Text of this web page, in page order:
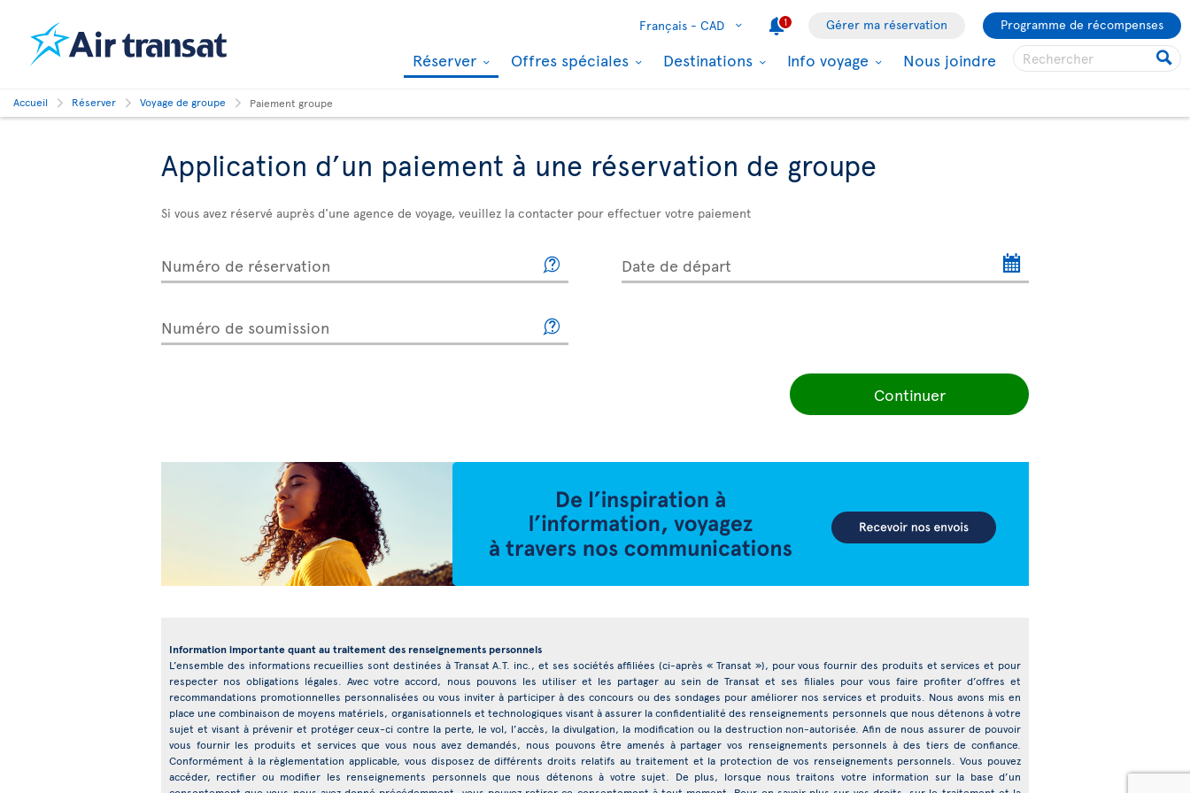
Français - CAD 1 Gérer ma réservation Programme de récompenses
Réserver Offres spéciales Destinations Info voyage Nous joindre
Accueil Réserver Voyage de groupe Paiement groupe
Application d’un paiement à une réservation de groupe
Si vous avez réservé auprès d'une agence de voyage, veuillez la contacter pour effectuer votre paiement
Numéro de réservation Date de départ
Numéro de soumission
Continuer
Information importante quant au traitement des renseignements personnels
L’ensemble des informations recueillies sont destinées à Transat A.T. inc., et ses sociétés affiliées (ci-après « Transat »), pour vous fournir des produits et services et pour
respecter nos obligations légales. Avec votre accord, nous pouvons les utiliser et les partager au sein de Transat et ses filiales pour vous faire profiter d’offres et
recommandations promotionnelles personnalisées ou vous inviter à participer à des concours ou des sondages pour améliorer nos services et produits. Nous avons mis en
place une combinaison de moyens matériels, organisationnels et technologiques visant à assurer la confidentialité des renseignements personnels que nous détenons à votre
sujet et visant à prévenir et protéger ceux-ci contre la perte, le vol, l’accès, la divulgation, la modification ou la destruction non-autorisée. Afin de nous assurer de pouvoir
vous fournir les produits et services que vous nous avez demandés, nous pouvons être amenés à partager vos renseignements personnels à des tiers de confiance.
Conformément à la règlementation applicable, vous disposez de différents droits relatifs au traitement et la protection de vos renseignements personnels. Vous pouvez
accéder, rectifier ou modifier les renseignements personnels que nous détenons à votre sujet. De plus, lorsque nous traitons votre information sur la base d’un